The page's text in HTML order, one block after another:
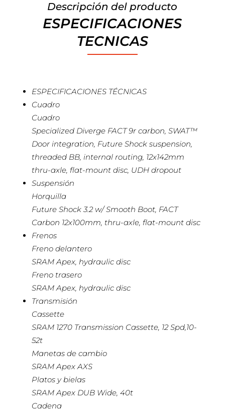
Descripción del producto
ESPECIFICACIONES
TECNICAS
ESPECIFICACIONES TÉCNICAS
Cuadro
Cuadro
Specialized Diverge FACT 9r carbon, SWAT™
Door integration, Future Shock suspension,
threaded BB, internal routing, 12x142mm
thru-axle, flat-mount disc, UDH dropout
Suspensión
Horquilla
Future Shock 3.2 w/ Smooth Boot, FACT
Carbon 12x100mm, thru-axle, flat-mount disc
Frenos
Freno delantero
SRAM Apex, hydraulic disc
Freno trasero
SRAM Apex, hydraulic disc
Transmisión
Cassette
SRAM 1270 Transmission Cassette, 12 Spd,10-
52t
Manetas de cambio
SRAM Apex AXS
Platos y bielas
SRAM Apex DUB Wide, 40t
Cadena